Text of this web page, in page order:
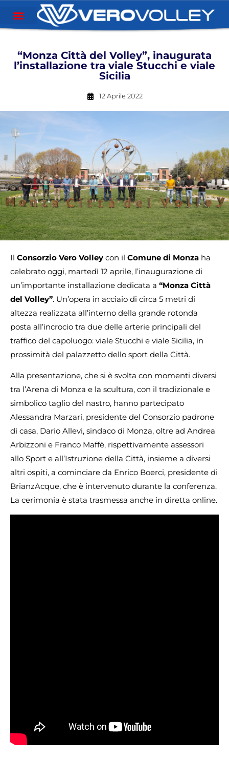
“Monza Città del Volley”, inaugurata
l’installazione tra viale Stucchi e viale
Sicilia
12 Aprile 2022
Il Consorzio Vero Volley con il Comune di Monza ha
celebrato oggi, martedì 12 aprile, l’inaugurazione di
un’importante installazione dedicata a “Monza Città
del Volley”. Un’opera in acciaio di circa 5 metri di
altezza realizzata all’interno della grande rotonda
posta all’incrocio tra due delle arterie principali del
traffico del capoluogo: viale Stucchi e viale Sicilia, in
prossimità del palazzetto dello sport della Città.
Alla presentazione, che si è svolta con momenti diversi
tra l’Arena di Monza e la scultura, con il tradizionale e
simbolico taglio del nastro, hanno partecipato
Alessandra Marzari, presidente del Consorzio padrone
di casa, Dario Allevi, sindaco di Monza, oltre ad Andrea
Arbizzoni e Franco Maffè, rispettivamente assessori
allo Sport e all’Istruzione della Città, insieme a diversi
altri ospiti, a cominciare da Enrico Boerci, presidente di
BrianzAcque, che è intervenuto durante la conferenza.
La cerimonia è stata trasmessa anche in diretta online.